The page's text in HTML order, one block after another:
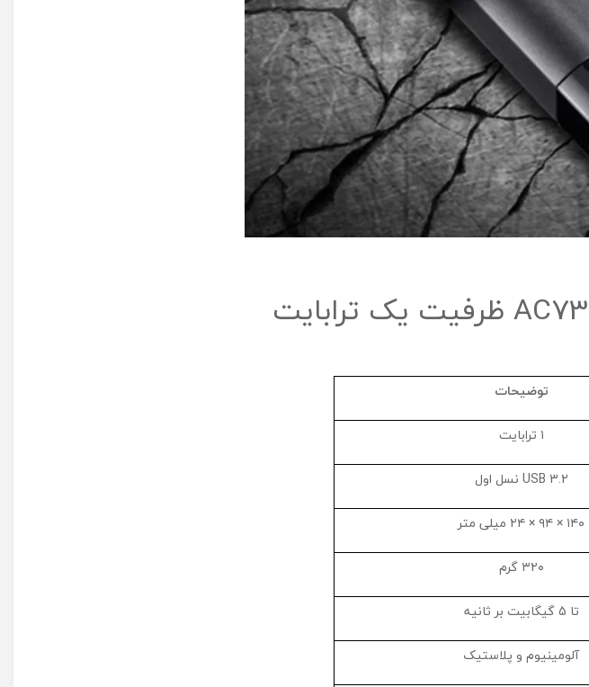
توضیحات
۱ ترابایت
USB 3.2 نسل اول
۱۴۰ × ۹۴ × ۲۴ میلی متر
۳۲۰ گرم
تا 5 گیگابیت بر ثانیه
آلومینیوم و پلاستیک